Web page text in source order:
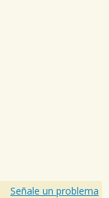
Señale un problema